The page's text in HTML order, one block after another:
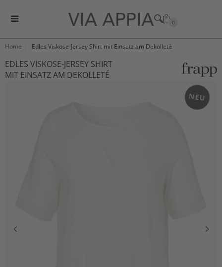
0
Home Edles Viskose-Jersey Shirt mit Einsatz am Dekolleté
EDLES VISKOSE-JERSEY SHIRT
MIT EINSATZ AM DEKOLLETÉ
NEU